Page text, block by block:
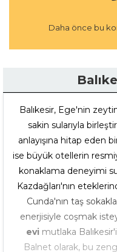
Daha önce bu
Balıkesir, Ege'nin
sakin sularıyla
anlayışına hitap eden
ise büyük otellerin
konaklama deneyimi
Kazdağları'nın
Cunda'nın taş
enerjisiyle coşmak
evimutlaka
Balnet olarak, bu